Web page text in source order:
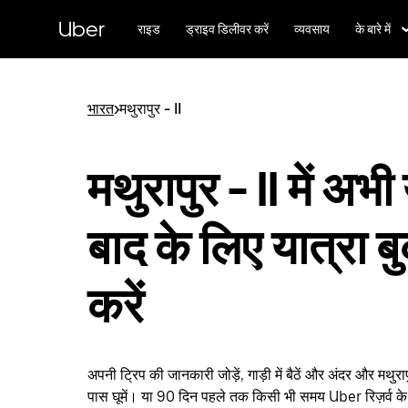
पर
Uber राइड ड्राइव डिलीवर करें व्यवसाय के बारे में
भारत>मथुरापुर - II
मथुरापुर - II में अभी
बाद के लिए यात्रा
करें
अपनी ट्रिप की जानकारी जोड़ें, गाड़ी में बैठें और अंदर और
पास घूमें। या 90 दिन पहले तक किसी भी समय Uber रिज़र्व